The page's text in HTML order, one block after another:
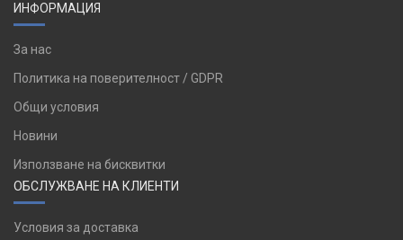
ИНФОРМАЦИЯ
За нас
Политика на поверителност / GDPR
Общи условия
Новини
Използване на бисквитки
ОБСЛУЖВАНЕ НА КЛИЕНТИ
Условия за доставка